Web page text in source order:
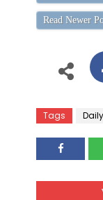
Read Newer
Tags